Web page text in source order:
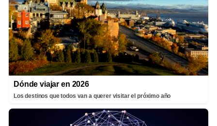
Dónde viajar en 2026
Los destinos que todos van a querer visitar el próximo año